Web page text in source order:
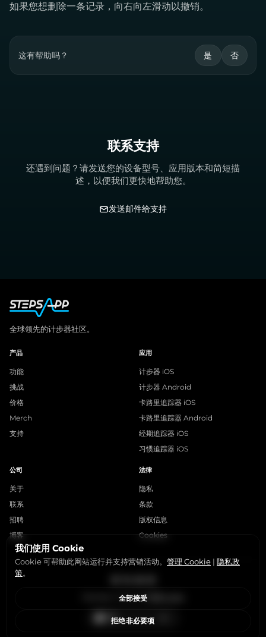
如果您想删除一条记录，向右向左滑动以撤销。
这有帮助吗？ 是 否
联系支持
还遇到问题？请发送您的设备型号、应用版本和简短描
述，以便我们更快地帮助您。
发送邮件给支持
全球领先的计步器社区。
产品
功能
挑战
价格
Merch
支持
应用
计步器 iOS
计步器 Android
卡路里追踪器 iOS
卡路里追踪器 Android
经期追踪器 iOS
习惯追踪器 iOS
公司
关于
联系
招聘
博客
法律
隐私
条款
版权信息
Cookies
StepsApp © 2015-2026
我们使用 Cookie
Cookie 可帮助此网站运行并支持营销活动。 管理 Cookie | 隐私政
策。
全部接受
拒绝非必要项